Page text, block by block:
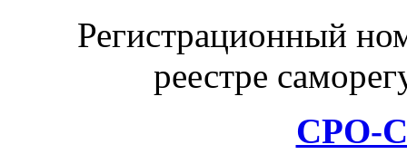
Регистрационный
реестре
СРО-